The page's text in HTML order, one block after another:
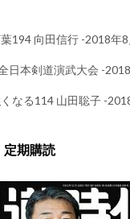
葉194 向田信行 -2018年
日本剣道演武大会 -
くなる114 山田聡子 -
定期購読